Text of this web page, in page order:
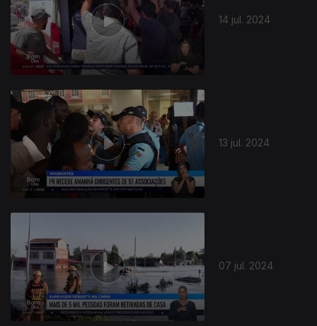
14 jul. 2024
13 jul. 2024
07 jul. 2024